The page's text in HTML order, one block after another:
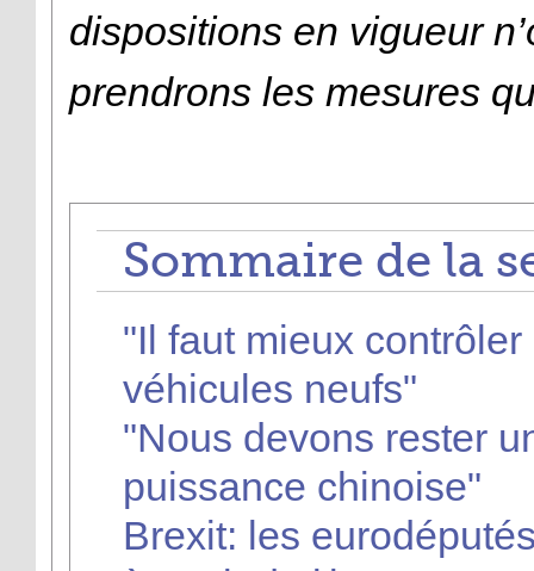
dispositions en vigueur
prendrons les mesures
Sommaire de la
"Il faut mieux
véhicules neufs"
"Nous devons rester
puissance chinoise"
Brexit: les